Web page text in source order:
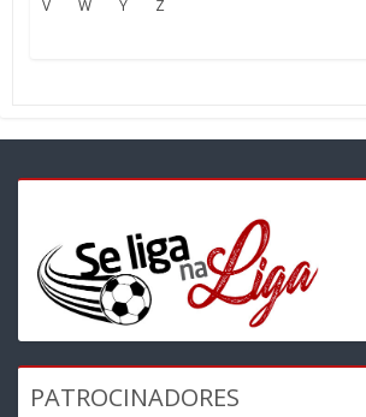
V
W Y Z
PATROCINADORES